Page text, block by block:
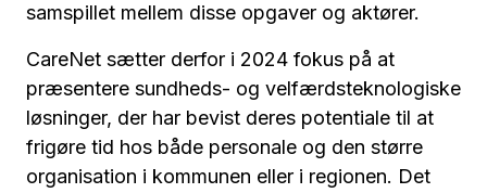
samspillet mellem disse opgaver og aktører.
CareNet sætter derfor i 2024 fokus på at
præsentere sundheds- og velfærdsteknologiske
løsninger, der har bevist deres potentiale til at
frigøre tid hos både personale og den større
organisation i kommunen eller i regionen. Det